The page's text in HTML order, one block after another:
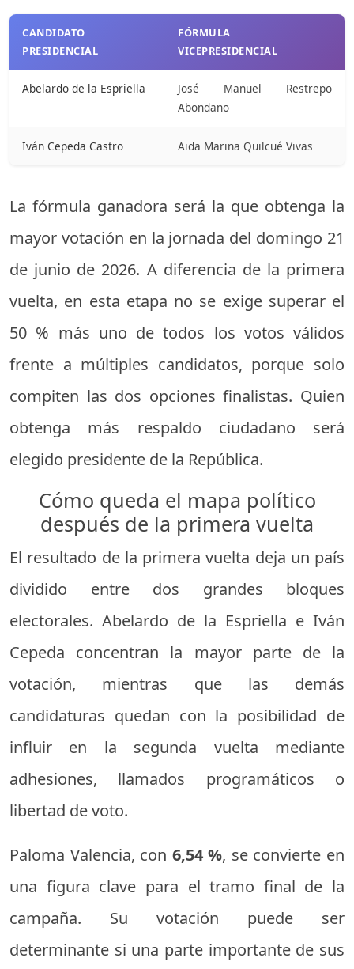
CANDIDATO
PRESIDENCIAL
FÓRMULA
VICEPRESIDENCIAL
Abelardo de la Espriella
José Manuel Restrepo
Abondano
Iván Cepeda Castro Aida Marina Quilcué Vivas
La fórmula ganadora será la que obtenga la
mayor votación en la jornada del domingo 21
de junio de 2026. A diferencia de la primera
vuelta, en esta etapa no se exige superar el
50 % más uno de todos los votos válidos
frente a múltiples candidatos, porque solo
compiten las dos opciones finalistas. Quien
obtenga más respaldo ciudadano será
elegido presidente de la República.
Cómo queda el mapa político
después de la primera vuelta
El resultado de la primera vuelta deja un país
dividido entre dos grandes bloques
electorales. Abelardo de la Espriella e Iván
Cepeda concentran la mayor parte de la
votación, mientras que las demás
candidaturas quedan con la posibilidad de
influir en la segunda vuelta mediante
adhesiones, llamados programáticos o
libertad de voto.
Paloma Valencia, con 6,54 %, se convierte en
una figura clave para el tramo final de la
campaña. Su votación puede ser
determinante si una parte importante de sus